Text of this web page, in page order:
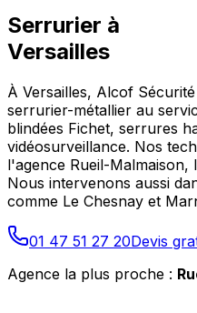
Serrurier à
Versailles
À Versailles, Alcof
serrurier-métallier au
blindées Fichet, serrures
vidéosurveillance. Nos
l'agence Rueil-Malmaison,
Nous intervenons aussi
comme Le Chesnay et
01 47 51 27 20Devis
Agence la plus proche :